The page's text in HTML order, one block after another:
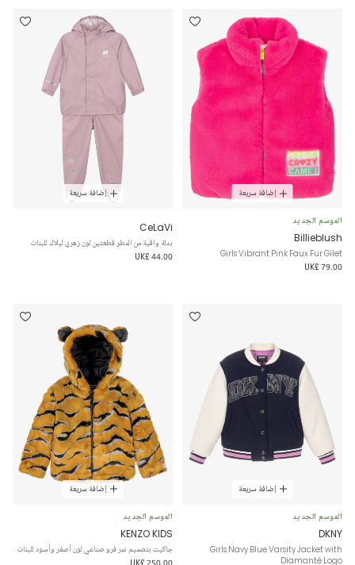
إضافة سريعة
الموسم الجديد
Billieblush
Girls Vibrant Pink Faux Fur Gilet
UK£ 79.00
إضافة سريعة
CeLaVi
بدلة واقية من المطر قطعتين لون زهري ليلاك للبنات
UK£ 44.00
إضافة سريعة
الموسم الجديد
DKNY
Girls Navy Blue Varsity Jacket with
Diamanté Logo
إضافة سريعة
الموسم الجديد
KENZO KIDS
جاكيت بتصميم نمر فرو صناعي لون أصفر وأسود للبنات
UK£ 250.00